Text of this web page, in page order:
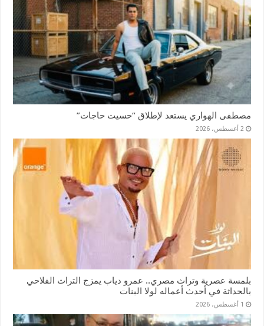
مصطفى الهواري يستعد لإطلاق “حسيت حاجات”
2 أغسطس، 2026
بلمسة عصرية وتراث مصري.. عمرو دياب يمزج التراث الفلاحي
بالحداثة في أحدث أعماله لولا البنات
1 أغسطس، 2026